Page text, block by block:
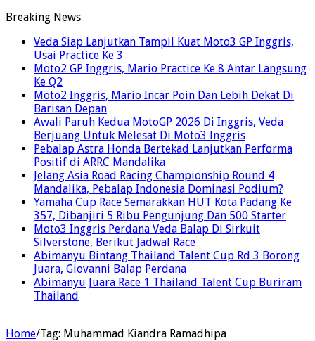
Breaking News
Veda Siap Lanjutkan Tampil Kuat Moto3 GP Inggris,
Usai Practice Ke 3
Moto2 GP Inggris, Mario Practice Ke 8 Antar Langsung
Ke Q2
Moto2 Inggris, Mario Incar Poin Dan Lebih Dekat Di
Barisan Depan
Awali Paruh Kedua MotoGP 2026 Di Inggris, Veda
Berjuang Untuk Melesat Di Moto3 Inggris
Pebalap Astra Honda Bertekad Lanjutkan Performa
Positif di ARRC Mandalika
Jelang Asia Road Racing Championship Round 4
Mandalika, Pebalap Indonesia Dominasi Podium?
Yamaha Cup Race Semarakkan HUT Kota Padang Ke
357, Dibanjiri 5 Ribu Pengunjung Dan 500 Starter
Moto3 Inggris Perdana Veda Balap Di Sirkuit
Silverstone, Berikut Jadwal Race
Abimanyu Bintang Thailand Talent Cup Rd 3 Borong
Juara, Giovanni Balap Perdana
Abimanyu Juara Race 1 Thailand Talent Cup Buriram
Thailand
Home/Tag: Muhammad Kiandra Ramadhipa